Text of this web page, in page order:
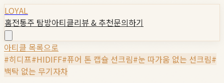
LOYAL
홈전통주 탐방아티클리뷰 & 추천문의하기
아티클 목록으로
#히디프#HIDIFF#퓨어 톤 캡슐 선크림#눈 따가움 없는 선크림#
백탁 없는 무기자차